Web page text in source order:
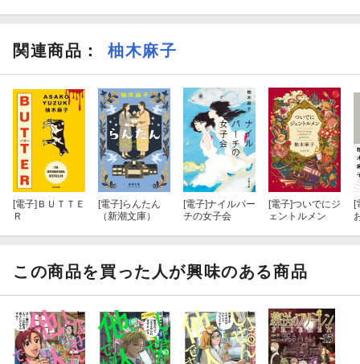
関連商品 ： 柚木麻子
[電子] ＢＵＴＴＥ
Ｒ
[電子]らんたん
（新潮文庫）
[電子]ナイルパー
チの女子会
[電子]ついでにジ
ェントルメン
[
この商品を買った人が興味のある商品